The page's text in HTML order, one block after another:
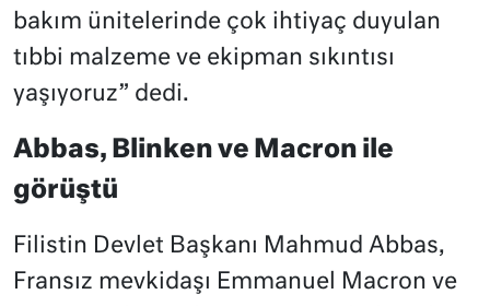
bakım ünitelerinde çok ihtiyaç duyulan
tıbbi malzeme ve ekipman sıkıntısı
yaşıyoruz” dedi.
Abbas, Blinken ve Macron ile
görüştü
Filistin Devlet Başkanı Mahmud Abbas,
Fransız mevkidaşı Emmanuel Macron ve